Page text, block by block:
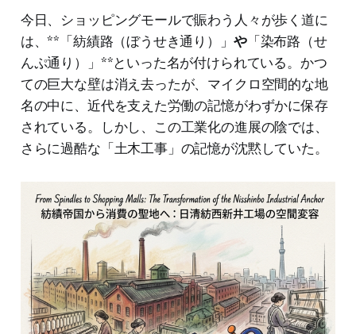
今日、ショッピングモールで賑わう人々が歩く道に
は、**「紡績路（ぼうせき通り）」 や「染布路（せ
んぷ通り）」**といった名が付けられている。かつ
ての巨大な壁は消え去ったが、マイクロ空間的な地
名の中に、近代を支えた労働の記憶がわずかに保存
されている。しかし、この工業化の進展の陰では、
さらに過酷な「土木工事」の記憶が沈黙していた。